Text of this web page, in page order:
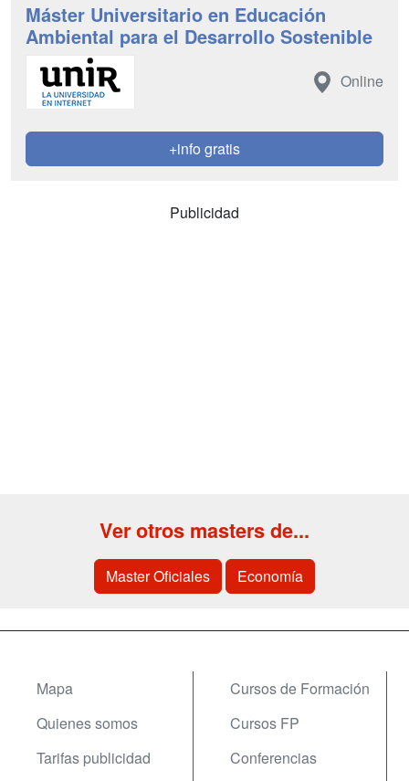
Máster Universitario en Educación
Ambiental para el Desarrollo Sostenible
Online
+info gratis
Publicidad
Ver otros masters de...
Master Oficiales Economía
Mapa
Quienes somos
Tarifas publicidad
Cursos de Formación
Cursos FP
Conferencias